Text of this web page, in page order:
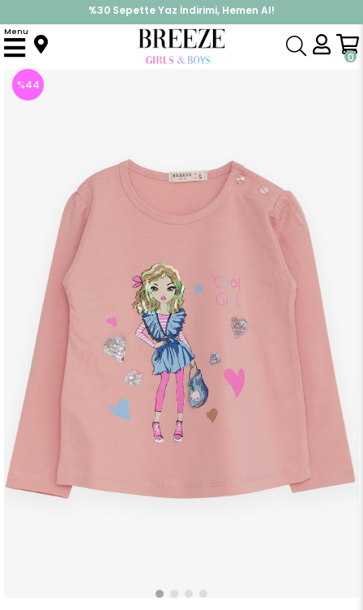
%30 Sepette Yaz İndirimi, Hemen Al!
İndirimlere ek %10 İndirimi Kap, Hemen Üye Ol!
0
Menu
Anasayfa Üst Giyim Uzun Kollu Tişört Kız Çocuk Uzun Kollu Tişört Havalı Kız Baskılı Somon (1.5-4 Yaş)
%44